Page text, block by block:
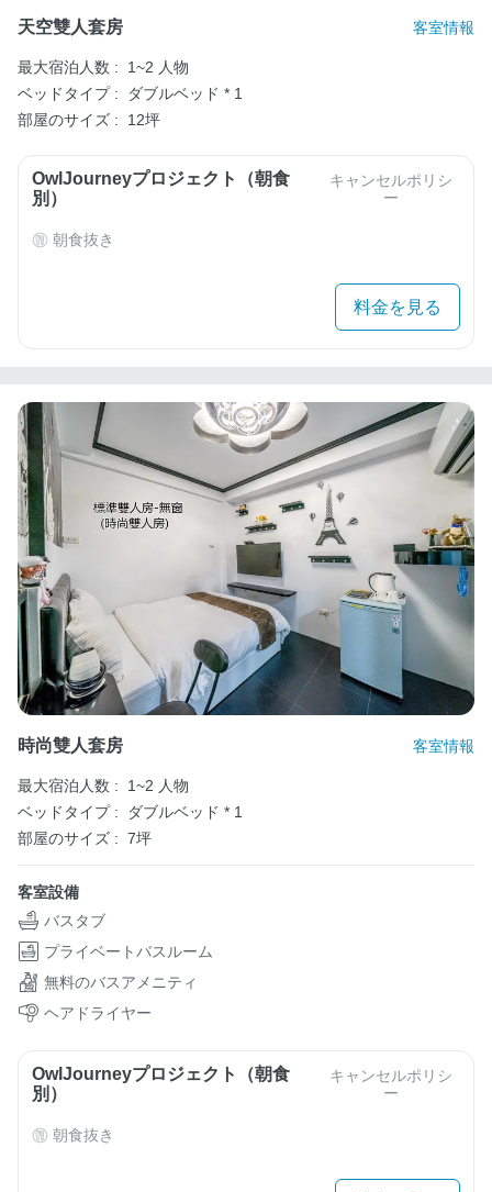
天空雙人套房 客室情報
最大宿泊人数 :
1~2 人物
ベッドタイプ :
ダブルベッド * 1
部屋のサイズ :
12坪
OwlJourneyプロジェクト（朝食
別）
キャンセルポリシ
ー
朝食抜き
料金を見る
時尚雙人套房 客室情報
最大宿泊人数 :
1~2 人物
ベッドタイプ :
ダブルベッド * 1
部屋のサイズ : 7坪
客室設備
バスタブ
プライベートバスルーム
無料のバスアメニティ
ヘアドライヤー
OwlJourneyプロジェクト（朝食
別）
キャンセルポリシ
ー
朝食抜き